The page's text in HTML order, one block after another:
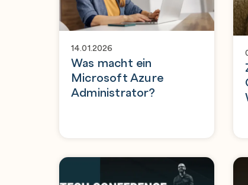
14.01.2026
Was macht ein
Microsoft Azure
Administrator?